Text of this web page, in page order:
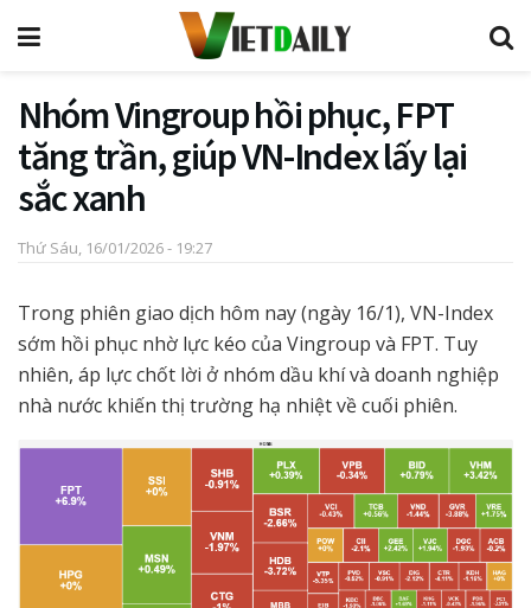
Nhóm Vingroup hồi phục, FPT
tăng trần, giúp VN-Index lấy lại
sắc xanh
Thứ Sáu, 16/01/2026 - 19:27
Trong phiên giao dịch hôm nay (ngày 16/1), VN-Index
sớm hồi phục nhờ lực kéo của Vingroup và FPT. Tuy
nhiên, áp lực chốt lời ở nhóm dầu khí và doanh nghiệp
nhà nước khiến thị trường hạ nhiệt về cuối phiên.